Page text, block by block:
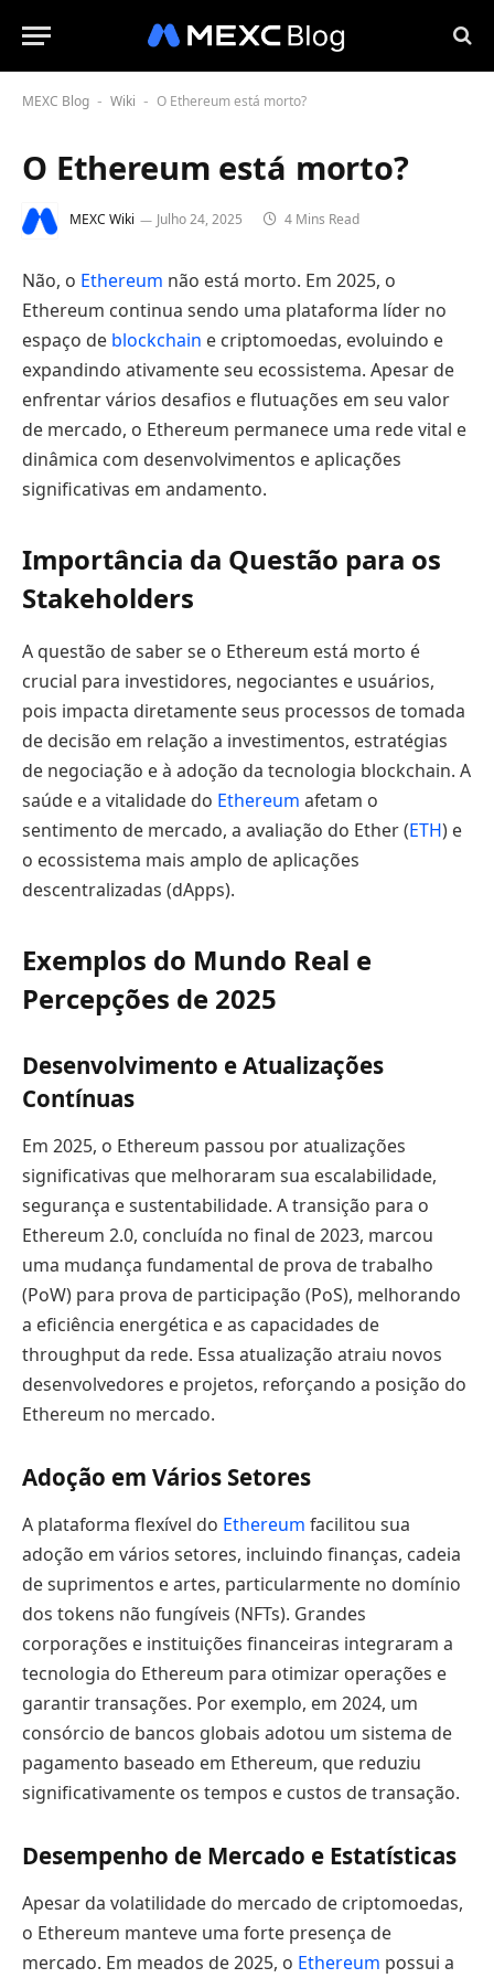
MEXC Blog - Wiki - O Ethereum está morto?
O Ethereum está morto?
MEXC Wiki Julho 24, 2025 4 Mins Read
Não, o Ethereum não está morto. Em 2025, o
Ethereum continua sendo uma plataforma líder no
espaço de blockchain e criptomoedas, evoluindo e
expandindo ativamente seu ecossistema. Apesar de
enfrentar vários desafios e flutuações em seu valor
de mercado, o Ethereum permanece uma rede vital e
dinâmica com desenvolvimentos e aplicações
significativas em andamento.
Importância da Questão para os
Stakeholders
A questão de saber se o Ethereum está morto é
crucial para investidores, negociantes e usuários,
pois impacta diretamente seus processos de tomada
de decisão em relação a investimentos, estratégias
de negociação e à adoção da tecnologia blockchain. A
saúde e a vitalidade do Ethereum afetam o
sentimento de mercado, a avaliação do Ether (ETH) e
o ecossistema mais amplo de aplicações
descentralizadas (dApps).
Exemplos do Mundo Real e
Percepções de 2025
Desenvolvimento e Atualizações
Contínuas
Em 2025, o Ethereum passou por atualizações
significativas que melhoraram sua escalabilidade,
segurança e sustentabilidade. A transição para o
Ethereum 2.0, concluída no final de 2023, marcou
uma mudança fundamental de prova de trabalho
(PoW) para prova de participação (PoS), melhorando
a eficiência energética e as capacidades de
throughput da rede. Essa atualização atraiu novos
desenvolvedores e projetos, reforçando a posição do
Ethereum no mercado.
Adoção em Vários Setores
A plataforma flexível do Ethereum facilitou sua
adoção em vários setores, incluindo finanças, cadeia
de suprimentos e artes, particularmente no domínio
dos tokens não fungíveis (NFTs). Grandes
corporações e instituições financeiras integraram a
tecnologia do Ethereum para otimizar operações e
garantir transações. Por exemplo, em 2024, um
consórcio de bancos globais adotou um sistema de
pagamento baseado em Ethereum, que reduziu
significativamente os tempos e custos de transação.
Desempenho de Mercado e Estatísticas
Apesar da volatilidade do mercado de criptomoedas,
o Ethereum manteve uma forte presença de
mercado. Em meados de 2025, o Ethereum possui a